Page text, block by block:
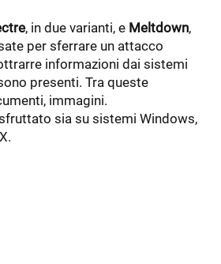
, in due varianti, e Meltdown,
per sferrare un attacco
informazioni dai sistemi
presenti. Tra queste
immagini.
sia su sistemi Windows,